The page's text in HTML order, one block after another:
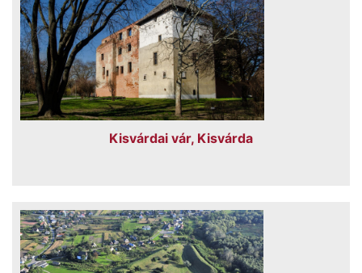
Kisvárdai vár, Kisvárda